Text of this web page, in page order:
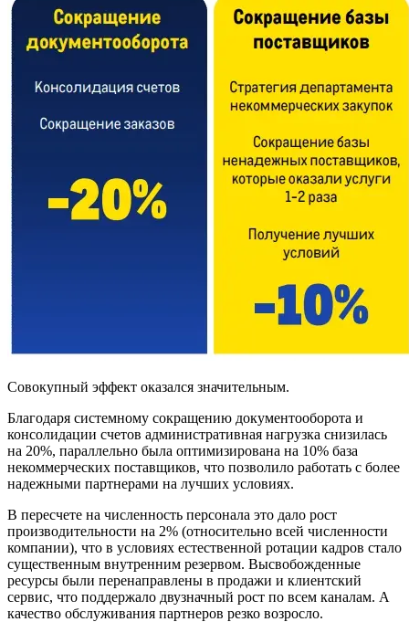
Совокупный эффект оказался значительным.
Благодаря системному сокращению документооборота и
консолидации счетов административная нагрузка снизилась
на 20%, параллельно была оптимизирована на 10% база
некоммерческих поставщиков, что позволило работать с более
надежными партнерами на лучших условиях.
В пересчете на численность персонала это дало рост
производительности на 2% (относительно всей численности
компании), что в условиях естественной ротации кадров стало
существенным внутренним резервом. Высвобожденные
ресурсы были перенаправлены в продажи и клиентский
сервис, что поддержало двузначный рост по всем каналам. А
качество обслуживания партнеров резко возросло.